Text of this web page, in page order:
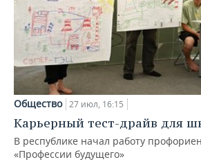
Общество 27 июл, 16:15
Карьерный тест-драйв для
В республике начал работу
«Профессии будущего»